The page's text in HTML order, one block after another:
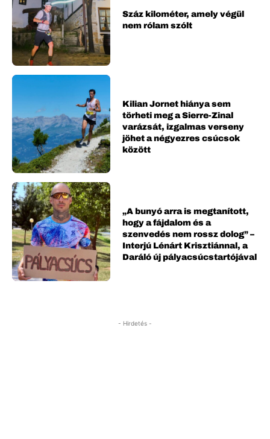
Száz kilométer, amely végül
nem rólam szólt
Kilian Jornet hiánya sem
törheti meg a Sierre-Zinal
varázsát, izgalmas verseny
jöhet a négyezres csúcsok
között
„A bunyó arra is megtanított,
hogy a fájdalom és a
szenvedés nem rossz dolog” –
Interjú Lénárt Krisztiánnal, a
Daráló új pályacsúcstartójával
- Hirdetés -